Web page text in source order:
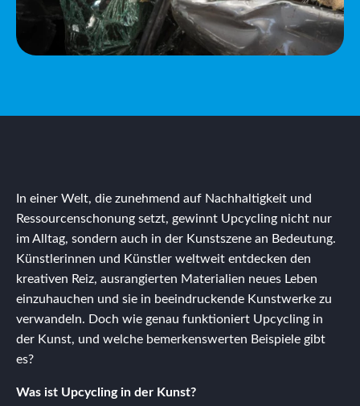
In einer Welt, die zunehmend auf Nachhaltigkeit und
Ressourcenschonung setzt, gewinnt Upcycling nicht nur
im Alltag, sondern auch in der Kunstszene an Bedeutung.
Künstlerinnen und Künstler weltweit entdecken den
kreativen Reiz, ausrangierten Materialien neues Leben
einzuhauchen und sie in beeindruckende Kunstwerke zu
verwandeln. Doch wie genau funktioniert Upcycling in
der Kunst, und welche bemerkenswerten Beispiele gibt
es?
Was ist Upcycling in der Kunst?